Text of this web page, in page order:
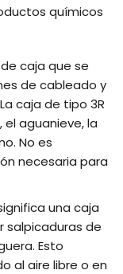
químicos
caja que se
de cableado y
caja de tipo 3R
aguanieve, la
No es
necesaria para
una caja
salpicaduras de
Esto
al aire libre o en